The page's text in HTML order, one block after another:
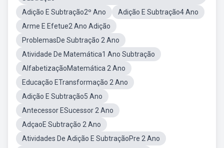
Adição E Subtração2º Ano
Adição E Subtração4 Ano
Arme E Efetue2 Ano Adição
ProblemasDe Subtração 2 Ano
Atividade De Matemática1 Ano Subtração
AlfabetizaçãoMatemática 2 Ano
Educação ETransformação 2 Ano
Adição E Subtração5 Ano
Antecessor ESucessor 2 Ano
AdçaoE Subtração 2 Ano
Atividades De Adição E SubtraçãoPre 2 Ano